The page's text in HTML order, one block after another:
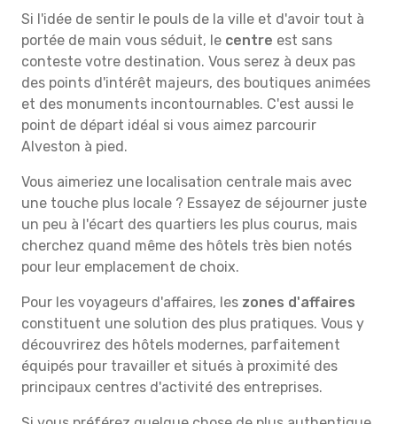
Si l'idée de sentir le pouls de la ville et d'avoir tout à
portée de main vous séduit, le centre est sans
conteste votre destination. Vous serez à deux pas
des points d'intérêt majeurs, des boutiques animées
et des monuments incontournables. C'est aussi le
point de départ idéal si vous aimez parcourir
Alveston à pied.
Vous aimeriez une localisation centrale mais avec
une touche plus locale ? Essayez de séjourner juste
un peu à l'écart des quartiers les plus courus, mais
cherchez quand même des hôtels très bien notés
pour leur emplacement de choix.
Pour les voyageurs d'affaires, les zones d'affaires
constituent une solution des plus pratiques. Vous y
découvrirez des hôtels modernes, parfaitement
équipés pour travailler et situés à proximité des
principaux centres d'activité des entreprises.